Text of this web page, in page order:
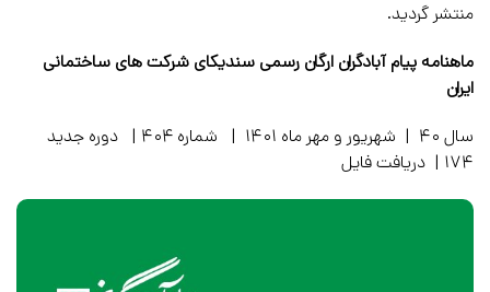
منتشر گردید.
ماهنامه پیام آبادگران ارگان رسمی سندیکای شرکت های ساختمانی
ایران
سال ۴۰ | شهریور و مهر ماه ۱۴۰۱ | شماره ۴۰۴ | دوره جدید
۱۷۴ |
دریافت فایل